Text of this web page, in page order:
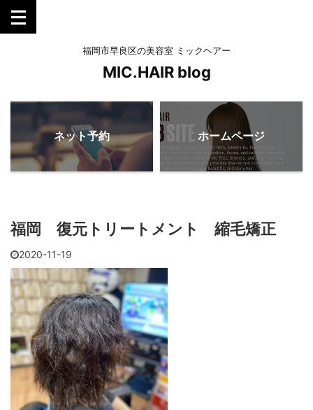
福岡市早良区の美容室 ミックヘアー
MIC.HAIR blog
ネット予約 ホームページ
福岡 復元トリートメント 縮毛矯正
2020-11-19